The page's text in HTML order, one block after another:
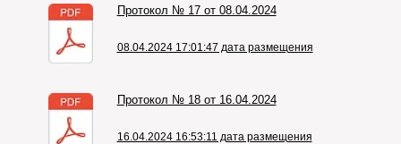
Протокол № 17 от 08.04.2024
08.04.2024 17:01:47 дата размещения
Протокол № 18 от 16.04.2024
16.04.2024 16:53:11 дата размещения